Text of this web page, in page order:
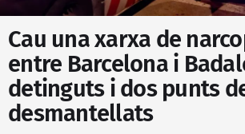
Cau una xarxa de
entre Barcelona i
detinguts i dos punts
desmantellats